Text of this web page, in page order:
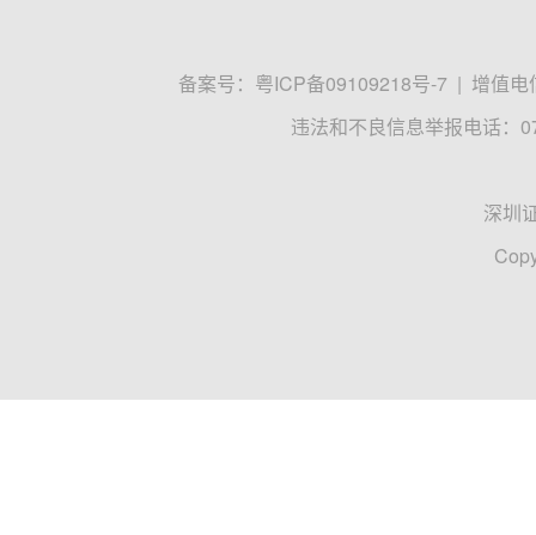
备案号： 粤ICP备09109218号-7 | 增值电
违法和不良信息举报电话：
深圳